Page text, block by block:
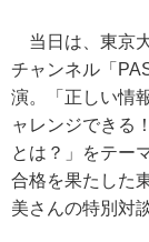
当日は、東京
チャンネル「
演。「正しい情
ャレンジできる
とは？」をテー
合格を果たした
美さんの特別対